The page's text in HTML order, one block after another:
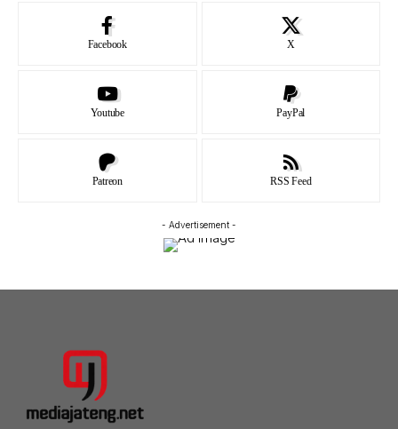
Facebook X
Youtube PayPal
Patreon RSS Feed
- Advertisement -